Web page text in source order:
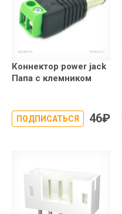
Коннектор power jack
Папа с клемником
ПОДПИСАТЬСЯ 46₽